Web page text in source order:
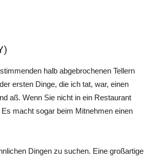
halb abgebrochenen Tellern
ersten Dinge, die ich tat, war, einen
aß. Wenn Sie nicht in ein Restaurant
macht sogar beim Mitnehmen einen
Dingen zu suchen. Eine großartige